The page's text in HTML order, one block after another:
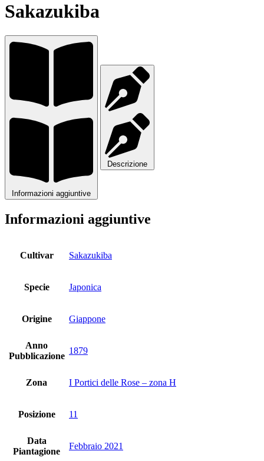
Sakazukiba
Informazioni aggiuntive
Descrizione
Informazioni aggiuntive
Cultivar Sakazukiba
Specie Japonica
Origine Giappone
Anno
Pubblicazione
1879
Zona I Portici delle Rose – zona H
Posizione 11
Data
Piantagione
Febbraio 2021